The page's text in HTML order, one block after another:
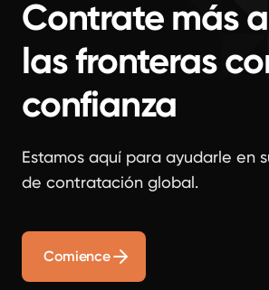
Contrate más
las fronteras
confianza
Estamos aquí para ayudarle en
de contratación global.
Comience